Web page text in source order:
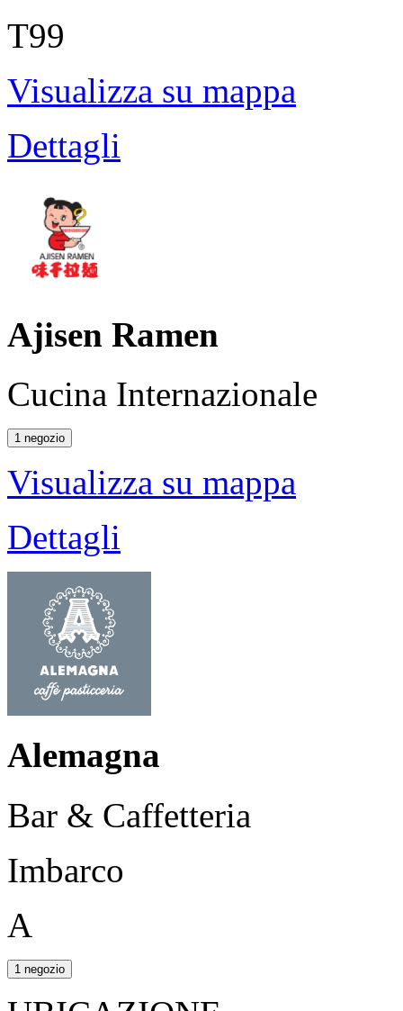
T99
Visualizza su mappa
Dettagli
Ajisen Ramen
Cucina Internazionale
1 negozio
Visualizza su mappa
Dettagli
Alemagna
Bar & Caffetteria
Imbarco
A
1 negozio